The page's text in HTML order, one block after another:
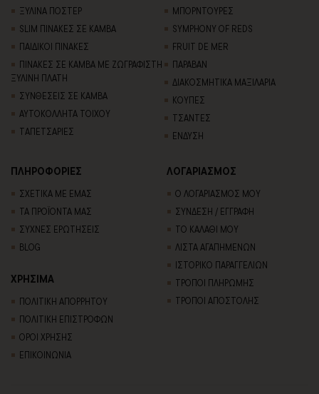
ΞΥΛΙΝΑ ΠΟΣΤΕΡ
SLIM ΠΙΝΑΚΕΣ ΣΕ ΚΑΜΒΑ
ΠΑΙΔΙΚΟΙ ΠΙΝΑΚΕΣ
ΠΙΝΑΚΕΣ ΣΕ ΚΑΜΒΑ ΜΕ ΖΩΓΡΑΦΙΣΤΗ
ΞΥΛΙΝΗ ΠΛΑΤΗ
ΣΥΝΘΕΣΕΙΣ ΣΕ ΚΑΜΒΑ
ΑΥΤΟΚΟΛΛΗΤΑ ΤΟΙΧΟΥ
TΑΠΕΤΣΑΡΙΕΣ
ΜΠΟΡΝΤΟΥΡΕΣ
SYMPHONY OF REDS
FRUIT DE MER
ΠΑΡΑΒΑΝ
ΔΙΑΚΟΣΜΗΤΙΚΑ ΜΑΞΙΛΑΡΙΑ
ΚΟΥΠΕΣ
ΤΣΑΝΤΕΣ
ΕΝΔΥΣΗ
ΠΛΗΡΟΦΟΡΙΕΣ
ΣΧΕΤΙΚΑ ΜΕ ΕΜΑΣ
ΤΑ ΠΡΟΪΟΝΤΑ ΜΑΣ
ΣΥΧΝΕΣ ΕΡΩΤΗΣΕΙΣ
BLOG
ΛΟΓΑΡΙΑΣΜΟΣ
Ο ΛΟΓΑΡΙΑΣΜΟΣ ΜΟΥ
ΣΥΝΔΕΣΗ / ΕΓΓΡΑΦΗ
ΤΟ ΚΑΛΑΘΙ ΜΟΥ
ΛΙΣΤΑ ΑΓΑΠΗΜΕΝΩΝ
ΙΣΤΟΡΙΚΟ ΠΑΡΑΓΓΕΛΙΩΝ
ΤΡΟΠΟΙ ΠΛΗΡΩΜΗΣ
ΤΡΟΠΟΙ ΑΠΟΣΤΟΛΗΣ
ΧΡΗΣΙΜΑ
ΠΟΛΙΤΙΚΗ ΑΠΟΡΡΗΤΟΥ
ΠΟΛΙΤΙΚΗ ΕΠΙΣΤΡΟΦΩΝ
ΟΡΟΙ ΧΡΗΣΗΣ
ΕΠΙΚΟΙΝΩΝΙΑ